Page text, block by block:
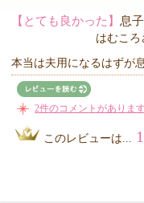
【とても良かった】 息
はむころ
本当は夫用になるはずが
2件のコメントがあります
このレビューは...